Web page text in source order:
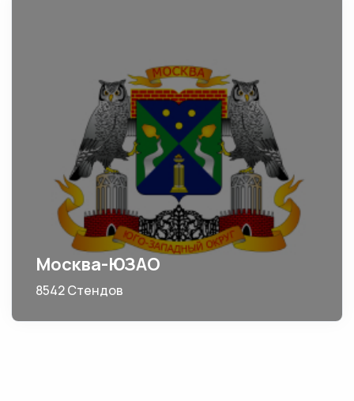
Москва-ЮЗАО
8542 Стендов